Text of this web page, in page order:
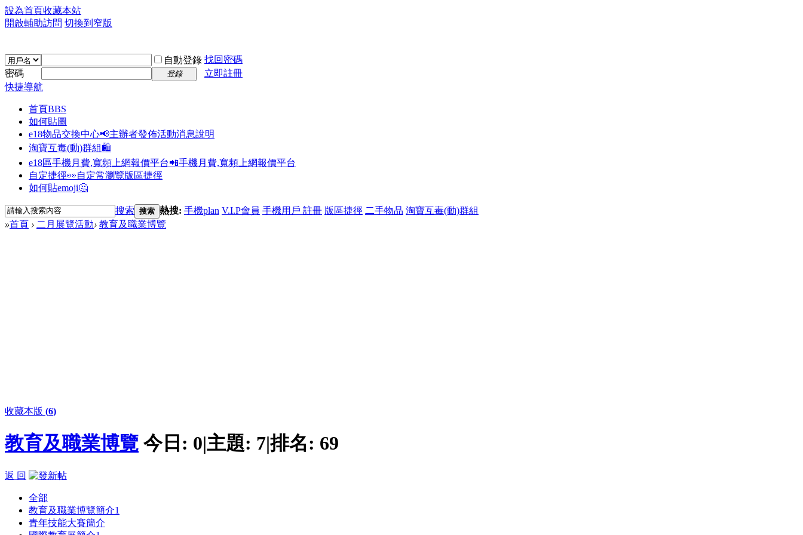
設為首頁收藏本站
開啟輔助訪問 切換到窄版
自動登錄 找回密碼
密碼
登錄
立即註冊
快捷導航
首頁BBS
如何貼圖
e18物品交換中心📢主辦者發佈活動消息說明
淘寶互毒(動)群組🛍️
e18區手機月費,寬頻上網報價平台📲手機月費,寬頻上網報價平台
自定捷徑👀自定常瀏覽版區捷徑
如何貼emoji🤔
搜索 搜索 熱搜: 手機plan V.I.P會員 手機用戶 註冊 版區捷徑 二手物品 淘寶互毒(動)群組
»首頁 › 二月展覽活動› 教育及職業博覽
收藏本版 (6)
教育及職業博覽 今日: 0|主題: 7|排名: 69
返 回
全部
教育及職業博覽簡介1
青年技能大賽簡介